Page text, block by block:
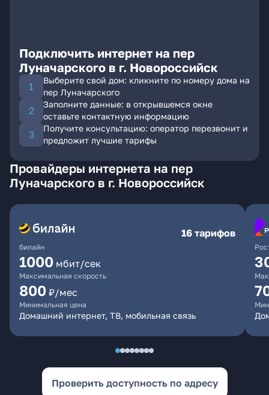
Подключить интернет на пер
Луначарского в г. Новороссийск
Выберите свой дом: кликните по номеру дома на
пер Луначарского
Заполните данные: в открывшемся окне
оставьте контактную информацию
Получите консультацию: оператор перезвонит и
предложит лучшие тарифы
Провайдеры интернета на пер
Луначарского в г. Новороссийск
билайн
16 тарифов
1000 мбит/сек
Максимальная скорость
800 ₽/мес
Минимальная цена
Домашний интернет, ТВ, мобильная связь
Проверить доступность по адресу